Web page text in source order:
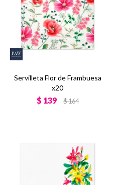
Servilleta Flor de Frambuesa
x20
$ 139 $164